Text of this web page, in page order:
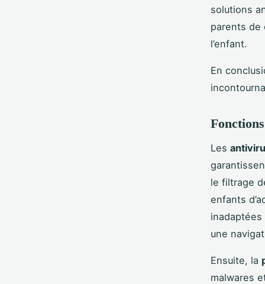
solutions
parents de
l’enfant.
En
Les
le filtrage
enfants
une
Ensuite, la
malwares